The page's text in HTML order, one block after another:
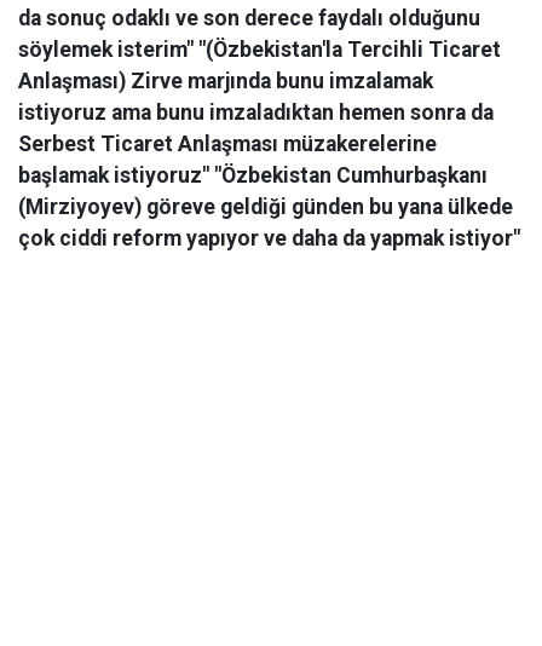
da sonuç odaklı ve son derece faydalı olduğunu
söylemek isterim" "(Özbekistan'la Tercihli Ticaret
Anlaşması) Zirve marjında bunu imzalamak
istiyoruz ama bunu imzaladıktan hemen sonra da
Serbest Ticaret Anlaşması müzakerelerine
başlamak istiyoruz" "Özbekistan Cumhurbaşkanı
(Mirziyoyev) göreve geldiği günden bu yana ülkede
çok ciddi reform yapıyor ve daha da yapmak istiyor"